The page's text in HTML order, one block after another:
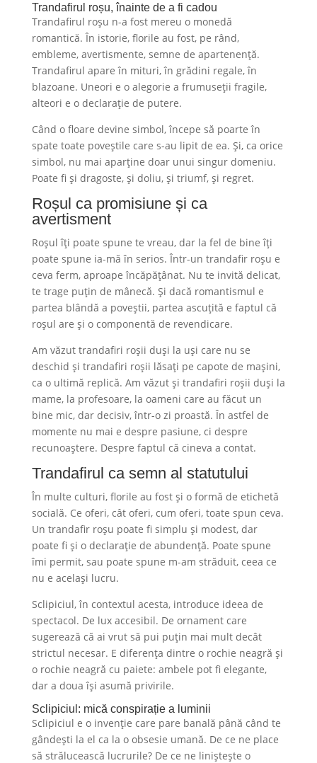
Trandafirul roșu, înainte de a fi cadou
Trandafirul roșu n-a fost mereu o monedă
romantică. În istorie, florile au fost, pe rând,
embleme, avertismente, semne de apartenență.
Trandafirul apare în mituri, în grădini regale, în
blazoane. Uneori e o alegorie a frumuseții fragile,
alteori e o declarație de putere.
Când o floare devine simbol, începe să poarte în
spate toate poveștile care s-au lipit de ea. Și, ca orice
simbol, nu mai aparține doar unui singur domeniu.
Poate fi și dragoste, și doliu, și triumf, și regret.
Roșul ca promisiune și ca
avertisment
Roșul îți poate spune te vreau, dar la fel de bine îți
poate spune ia-mă în serios. Într-un trandafir roșu e
ceva ferm, aproape încăpățânat. Nu te invită delicat,
te trage puțin de mânecă. Și dacă romantismul e
partea blândă a poveștii, partea ascuțită e faptul că
roșul are și o componentă de revendicare.
Am văzut trandafiri roșii duși la uși care nu se
deschid și trandafiri roșii lăsați pe capote de mașini,
ca o ultimă replică. Am văzut și trandafiri roșii duși la
mame, la profesoare, la oameni care au făcut un
bine mic, dar decisiv, într-o zi proastă. În astfel de
momente nu mai e despre pasiune, ci despre
recunoaștere. Despre faptul că cineva a contat.
Trandafirul ca semn al statutului
În multe culturi, florile au fost și o formă de etichetă
socială. Ce oferi, cât oferi, cum oferi, toate spun ceva.
Un trandafir roșu poate fi simplu și modest, dar
poate fi și o declarație de abundență. Poate spune
îmi permit, sau poate spune m-am străduit, ceea ce
nu e același lucru.
Sclipiciul, în contextul acesta, introduce ideea de
spectacol. De lux accesibil. De ornament care
sugerează că ai vrut să pui puțin mai mult decât
strictul necesar. E diferența dintre o rochie neagră și
o rochie neagră cu paiete: ambele pot fi elegante,
dar a doua își asumă privirile.
Sclipiciul: mică conspirație a luminii
Sclipiciul e o invenție care pare banală până când te
gândești la el ca la o obsesie umană. De ce ne place
să strălucească lucrurile? De ce ne liniștește o